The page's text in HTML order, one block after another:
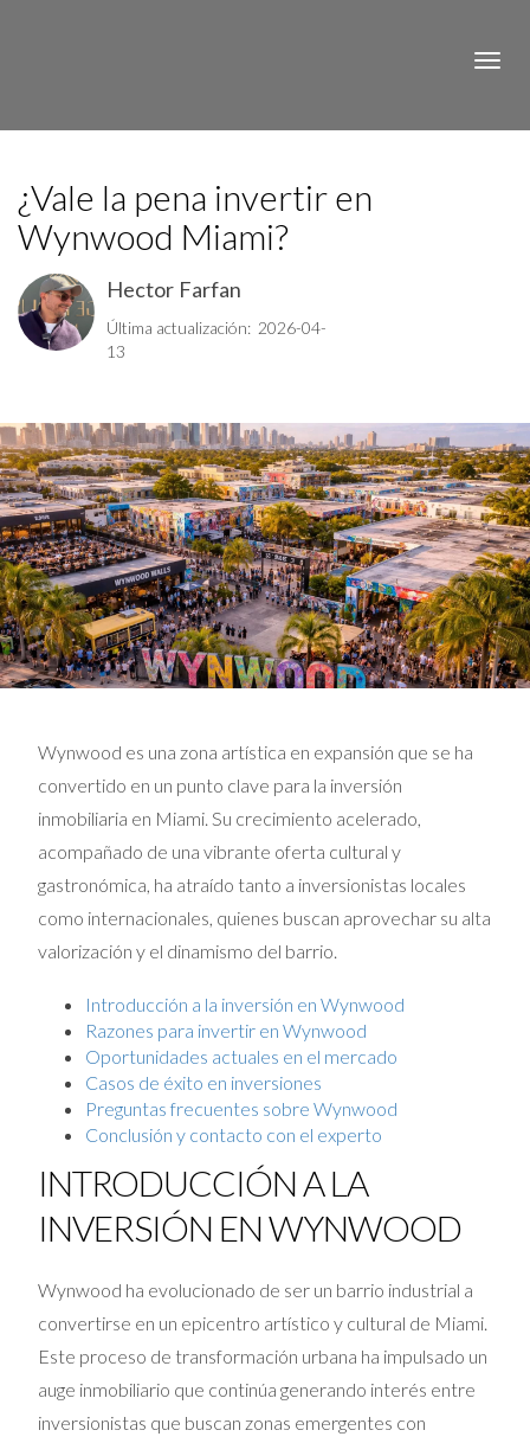
¿Vale la pena invertir en
Wynwood Miami?
Hector Farfan
Última actualización: 2026-04-
13
Wynwood es una zona artística en expansión que se ha
convertido en un punto clave para la inversión
inmobiliaria en Miami. Su crecimiento acelerado,
acompañado de una vibrante oferta cultural y
gastronómica, ha atraído tanto a inversionistas locales
como internacionales, quienes buscan aprovechar su alta
valorización y el dinamismo del barrio.
Introducción a la inversión en Wynwood
Razones para invertir en Wynwood
Oportunidades actuales en el mercado
Casos de éxito en inversiones
Preguntas frecuentes sobre Wynwood
Conclusión y contacto con el experto
INTRODUCCIÓN A LA
INVERSIÓN EN WYNWOOD
Wynwood ha evolucionado de ser un barrio industrial a
convertirse en un epicentro artístico y cultural de Miami.
Este proceso de transformación urbana ha impulsado un
auge inmobiliario que continúa generando interés entre
inversionistas que buscan zonas emergentes con